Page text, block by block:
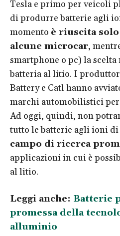
Tesla e primo per veicoli
di produrre batterie agli
momento è riuscita
alcune microcar,
smartphone o pc) la
batteria al litio. I
Battery e Catl hanno
marchi automobilistici per
Ad oggi, quindi, non
tutto le batterie agli ioni
campo di ricerca
applicazioni in cui è
al litio.
Leggi anche: Batterie
promessa della
alluminio